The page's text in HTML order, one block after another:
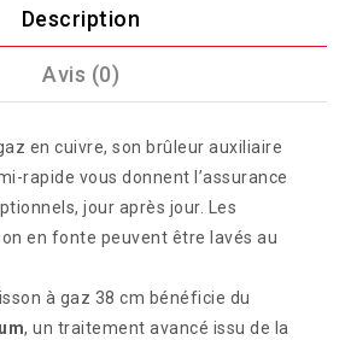
Description
Avis (0)
en cuivre, son brûleur auxiliaire
rapide vous donnent l’assurance
jour après jour. Les
en fonte peuvent être lavés au
à gaz 38 cm bénéficie du
, un traitement avancé issu de la